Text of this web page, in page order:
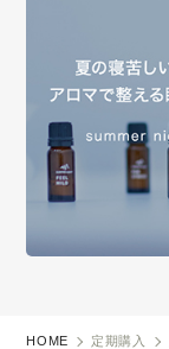
HOME 定期購入